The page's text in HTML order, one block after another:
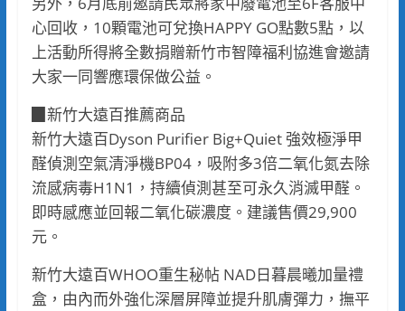
心回收，10顆電池可兌換HAPPY GO點數5點，以
上活動所得將全數捐贈新竹市智障福利協進會邀請
大家一同響應環保做公益。
▉新竹大遠百推薦商品
新竹大遠百Dyson Purifier Big+Quiet 強效極淨甲
醛偵測空氣清淨機BP04，吸附多3倍二氧化氮去除
流感病毒H1N1，持續偵測甚至可永久消滅甲醛。
即時感應並回報二氧化碳濃度。建議售價29,900
元。
新竹大遠百WHOO重生秘帖 NAD日暮晨曦加量禮
盒，由內而外強化深層屏障並提升肌膚彈力，撫平